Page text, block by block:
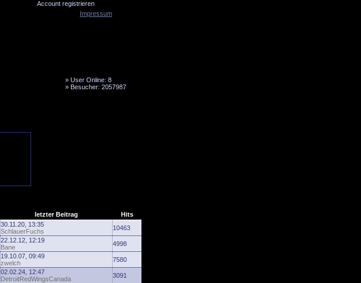
Account registrieren
» User Online: 8
» Besucher: 2057987
letzter Beitrag
Hits
30.11.20, 13:35
SchlauerFuchs
10463
22.12.12, 12:19
Bane
4998
19.10.07, 09:49
zwelch
7580
02.02.24, 12:47
DetroitRedWingsCanada
3091
Impressum